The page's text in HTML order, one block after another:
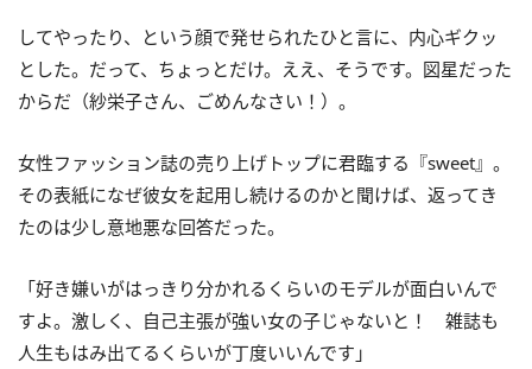
してやったり、という顔で発せられたひと言に、内心ギクッ
とした。だって、ちょっとだけ。ええ、そうです。図星だった
からだ（紗栄子さん、ごめんなさい！）。
女性ファッション誌の売り上げトップに君臨する『sweet』。
その表紙になぜ彼女を起用し続けるのかと聞けば、返ってき
たのは少し意地悪な回答だった。
「好き嫌いがはっきり分かれるくらいのモデルが面白いんで
すよ。激しく、自己主張が強い女の子じゃないと！ 雑誌も
人生もはみ出てるくらいが丁度いいんです」